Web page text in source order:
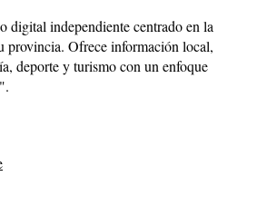
digital independiente centrado en la
provincia. Ofrece información local,
deporte y turismo con un enfoque